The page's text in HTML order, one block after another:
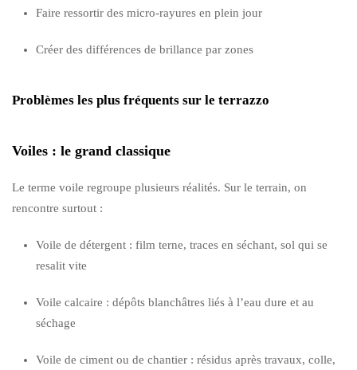
Faire ressortir des micro-rayures en plein jour
Créer des différences de brillance par zones
Problèmes les plus fréquents sur le terrazzo
Voiles : le grand classique
Le terme voile regroupe plusieurs réalités. Sur le terrain, on
rencontre surtout :
Voile de détergent : film terne, traces en séchant, sol qui se
resalit vite
Voile calcaire : dépôts blanchâtres liés à l’eau dure et au
séchage
Voile de ciment ou de chantier : résidus après travaux, colle,